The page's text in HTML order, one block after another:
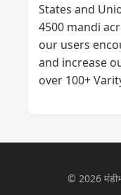
States and
4500 mandi
our users
and increase
over 100+
© 2026